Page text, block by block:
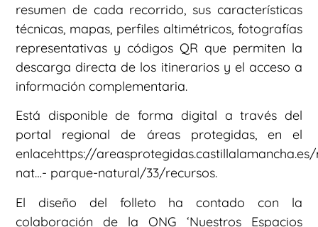
resumen de cada recorrido, sus características
técnicas, mapas, perfiles altimétricos, fotografías
representativas y códigos QR que permiten la
descarga directa de los itinerarios y el acceso a
información complementaria.
Está disponible de forma digital a través del
portal regional de áreas protegidas, en el
enlacehttps://
nat…- parque-natural/33/recursos.
El diseño del folleto ha contado con la
colaboración de la ONG ‘Nuestros Espacios